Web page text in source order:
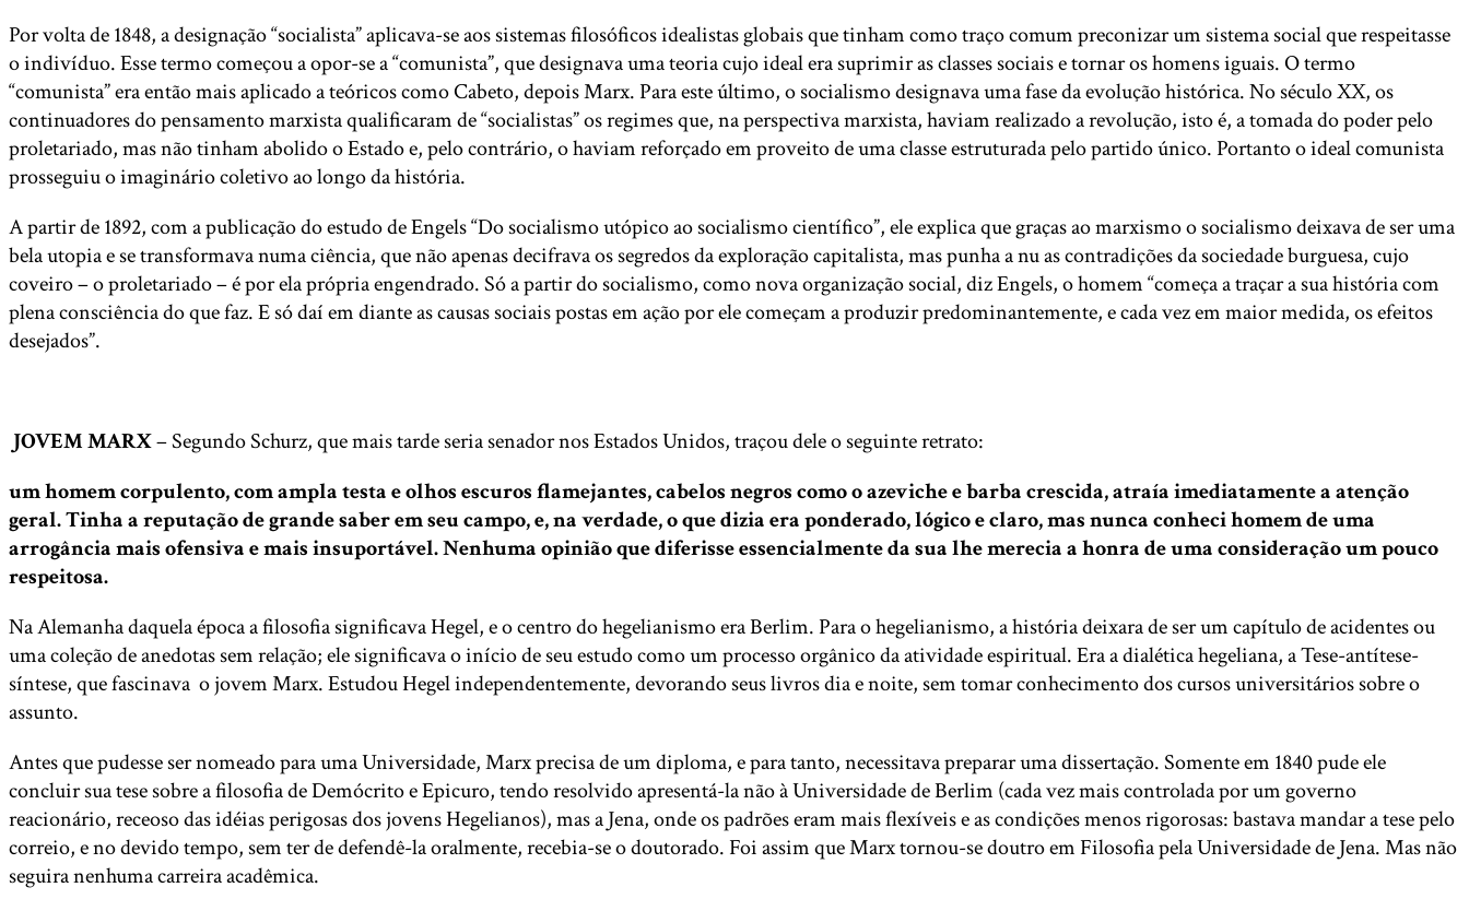
Por volta de 1848, a designação “socialista” aplicava-se aos sistemas filosóficos idealistas globais que tinham como traço comum preconizar um sistema social que respeitasse
o indivíduo. Esse termo começou a opor-se a “comunista”, que designava uma teoria cujo ideal era suprimir as classes sociais e tornar os homens iguais. O termo
“comunista” era então mais aplicado a teóricos como Cabeto, depois Marx. Para este último, o socialismo designava uma fase da evolução histórica. No século XX, os
continuadores do pensamento marxista qualificaram de “socialistas” os regimes que, na perspectiva marxista, haviam realizado a revolução, isto é, a tomada do poder pelo
proletariado, mas não tinham abolido o Estado e, pelo contrário, o haviam reforçado em proveito de uma classe estruturada pelo partido único. Portanto o ideal comunista
prosseguiu o imaginário coletivo ao longo da história.
A partir de 1892, com a publicação do estudo de Engels “Do socialismo utópico ao socialismo científico”, ele explica que graças ao marxismo o socialismo deixava de ser uma
bela utopia e se transformava numa ciência, que não apenas decifrava os segredos da exploração capitalista, mas punha a nu as contradições da sociedade burguesa, cujo
coveiro – o proletariado – é por ela própria engendrado. Só a partir do socialismo, como nova organização social, diz Engels, o homem “começa a traçar a sua história com
plena consciência do que faz. E só daí em diante as causas sociais postas em ação por ele começam a produzir predominantemente, e cada vez em maior medida, os efeitos
desejados”.
JOVEM MARX– Segundo Schurz, que mais tarde seria senador nos Estados Unidos, traçou dele o seguinte retrato:
um homem corpulento, com ampla testa e olhos escuros flamejantes, cabelos negros como o azeviche e barba crescida, atraía imediatamente a atenção
geral. Tinha a reputação de grande saber em seu campo, e, na verdade, o que dizia era ponderado, lógico e claro, mas nunca conheci homem de uma
arrogância mais ofensiva e mais insuportável. Nenhuma opinião que diferisse essencialmente da sua lhe merecia a honra de uma consideração um pouco
respeitosa.
Na Alemanha daquela época a filosofia significava Hegel, e o centro do hegelianismo era Berlim. Para o hegelianismo, a história deixara de ser um capítulo de acidentes ou
uma coleção de anedotas sem relação; ele significava o início de seu estudo como um processo orgânico da atividade espiritual. Era a dialética hegeliana, a Tese-antítese-
síntese, que fascinava o jovem Marx. Estudou Hegel independentemente, devorando seus livros dia e noite, sem tomar conhecimento dos cursos universitários sobre o
assunto.
Antes que pudesse ser nomeado para uma Universidade, Marx precisa de um diploma, e para tanto, necessitava preparar uma dissertação. Somente em 1840 pude ele
concluir sua tese sobre a filosofia de Demócrito e Epicuro, tendo resolvido apresentá-la não à Universidade de Berlim (cada vez mais controlada por um governo
reacionário, receoso das idéias perigosas dos jovens Hegelianos), mas a Jena, onde os padrões eram mais flexíveis e as condições menos rigorosas: bastava mandar a tese pelo
correio, e no devido tempo, sem ter de defendê-la oralmente, recebia-se o doutorado. Foi assim que Marx tornou-se doutro em Filosofia pela Universidade de Jena. Mas não
seguira nenhuma carreira acadêmica.